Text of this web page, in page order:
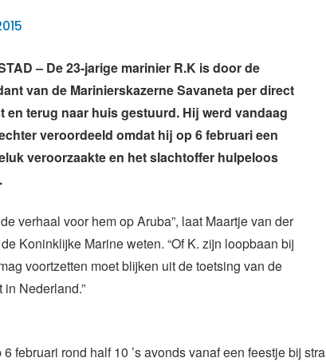
– De 23-jarige marinier R.K is door de
van de Marinierskazerne Savaneta per direct
en terug naar huis gestuurd. Hij werd vandaag
veroordeeld omdat hij op 6 februari een
veroorzaakte en het slachtoffer hulpeloos
verhaal voor hem op Aruba”, laat Maartje van der
Koninklijke Marine weten. “Of K. zijn loopbaan bij
voortzetten moet blijken uit de toetsing van de
in Nederland.”
6 februari rond half 10 ’s avonds vanaf een feestje bij